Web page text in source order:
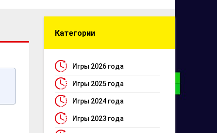
Категории
Игры 2026 года
Игры 2025 года
Игры 2024 года
Игры 2023 года